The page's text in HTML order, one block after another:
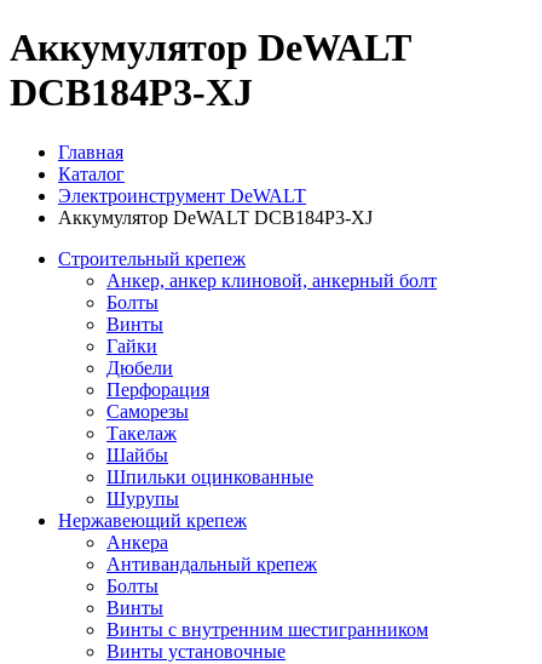
Аккумулятор DeWALT
DCB184P3-XJ
Главная
Каталог
Электроинструмент DeWALT
Аккумулятор DeWALT DCB184P3-XJ
Строительный крепеж
Анкер, анкер клиновой, анкерный болт
Болты
Винты
Гайки
Дюбели
Перфорация
Саморезы
Такелаж
Шайбы
Шпильки оцинкованные
Шурупы
Нержавеющий крепеж
Анкера
Антивандальный крепеж
Болты
Винты
Винты с внутренним шестигранником
Винты установочные